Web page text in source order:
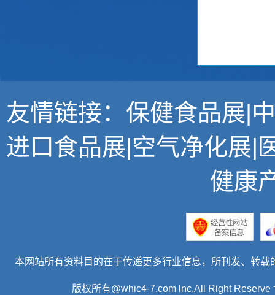
友情链接： 保健食品展|
进口食品展|空气净化展|
健康
本网站所有资料目的在于传递更多行业信息，所刊发、转
版权所有@whic4-7.com lnc.All Right